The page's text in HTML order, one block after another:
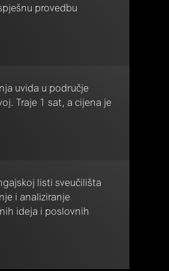
provedbu
uvida u područje
Traje 1 sat, a cijena je
listi sveučilišta
i analiziranje
ideja i poslovnih